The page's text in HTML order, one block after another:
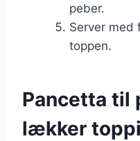
peber.
Server med
toppen.
Pancetta til
lækker